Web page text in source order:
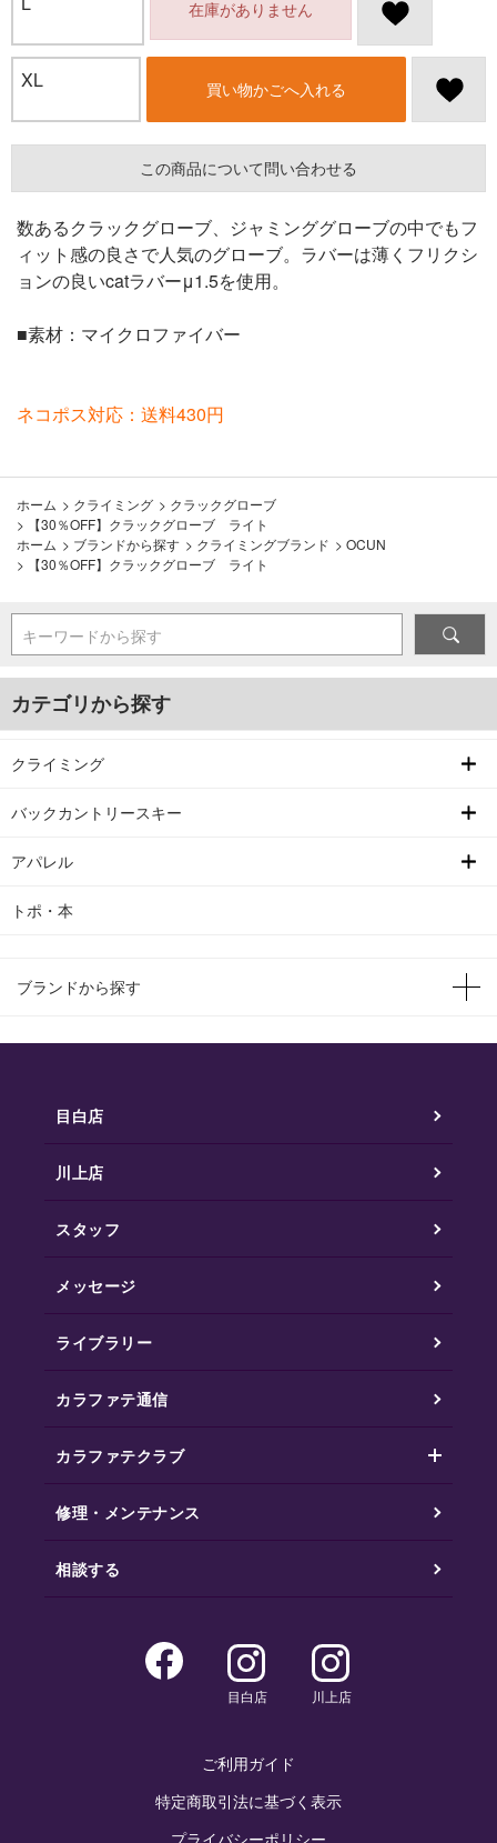
在庫がありません
XL 買い物かごへ入れる
この商品について問い合わせる
数あるクラックグローブ、ジャミンググローブの中でもフ
ィット感の良さで人気のグローブ。ラバーは薄くフリクシ
ョンの良いcatラバーμ1.5を使用。
■素材：マイクロファイバー
ネコポス対応：送料430円
ホーム > クライミング > クラックグローブ
>
【30％OFF】クラックグローブ ライト
ホーム > ブランドから探す > クライミングブランド > OCUN
>
【30％OFF】クラックグローブ ライト
キーワードから探す
カテゴリから探す
クライミング
バックカントリースキー
アパレル
トポ・本
ブランドから探す
目白店
川上店
スタッフ
メッセージ
ライブラリー
カラファテ通信
カラファテクラブ
修理・メンテナンス
相談する
目白店 川上店
ご利用ガイド
特定商取引法に基づく表示
プライバシーポリシー